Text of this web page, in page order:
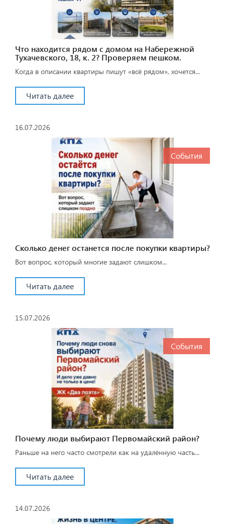
Что находится рядом с домом на Набережной
Тухачевского, 18, к. 2? Проверяем пешком.
Когда в описании квартиры пишут «всё рядом», хочется...
Читать далее
16.07.2026
События
Сколько денег останется после покупки квартиры?
Вот вопрос, который многие задают слишком...
Читать далее
15.07.2026
События
Почему люди выбирают Первомайский район?
Раньше на него часто смотрели как на удалённую часть...
Читать далее
14.07.2026